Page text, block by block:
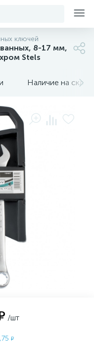
ключей
8-17 мм,
Stels
Наличие на
/шт
₽